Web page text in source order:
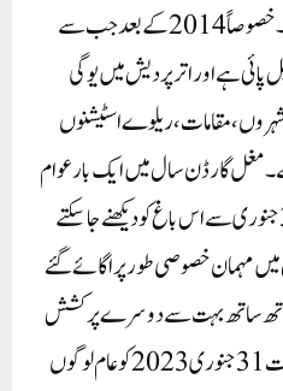
فوقتاً کئی جگہوں کا نام بدلتی رہی ہیں۔ خصوصاً 2014 کے بعد جب سے
ہے اور اتر پردیش میں یوگی
مقامات، ریلوے اسٹیشنوں
گارڈن سال میں ایک بار عوام
کے لیے کھولا جاتا ہے اور لوگ 31 جنوری سے اس باغ کو دیکھنے جا سکتے
مہمان خصوصی طور پر اگائے گئے
کے ساتھ ساتھ بہت سے دوسرے پرکشش
مقامات کو بھی دیکھ سکیں گے۔ باغات 31 جنوری 2023 کو عام لوگوں